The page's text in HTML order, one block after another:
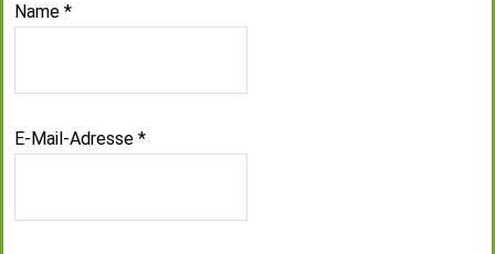
Name *
E-Mail-Adresse *